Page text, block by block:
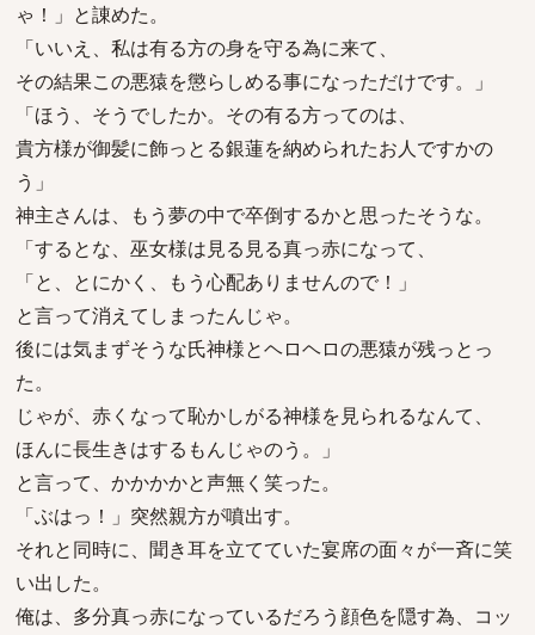
ゃ！」と諌めた。
「いいえ、私は有る方の身を守る為に来て、
その結果この悪猿を懲らしめる事になっただけです。」
「ほう、そうでしたか。その有る方ってのは、
貴方様が御髪に飾っとる銀蓮を納められたお人ですかの
う」
神主さんは、もう夢の中で卒倒するかと思ったそうな。
「するとな、巫女様は見る見る真っ赤になって、
「と、とにかく、もう心配ありませんので！」
と言って消えてしまったんじゃ。
後には気まずそうな氏神様とヘロヘロの悪猿が残っとっ
た。
じゃが、赤くなって恥かしがる神様を見られるなんて、
ほんに長生きはするもんじゃのう。」
と言って、かかかかと声無く笑った。
「ぶはっ！」突然親方が噴出す。
それと同時に、聞き耳を立てていた宴席の面々が一斉に笑
い出した。
俺は、多分真っ赤になっているだろう顔色を隠す為、コッ